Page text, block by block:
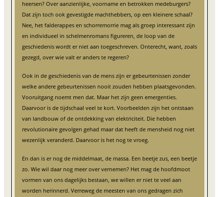
heersen? Over aanzienlijke, voorname en betrokken medeburgers?
Dat zijn toch ook gevestigde machthebbers, op een kleinere schaal?
Nee, het falderappes en schorremorrie mag als groep interessant zijn
en individueel in schelmenromans figureren, de loop van de
geschiedenis wordt er niet aan toegeschreven. Onterecht, want, zoals
gezegd, over wie valt er anders te regeren?
Ook in de geschiedenis van de mens zijn er gebeurtenissen zonder
welke andere gebeurtenissen nooit zouden hebben plaatsgevonden.
Vooruitgang noemt men dat. Maar het zijn geen emergenties.
Daarvoor is de tijdschaal veel te kort. Voorbeelden zijn het ontstaan
van landbouw of de ontdekking van elektriciteit. Die hebben
revolutionaire gevolgen gehad maar dat heeft de mensheid nog niet
wezenlijk veranderd. Daarvoor is het nog te vroeg.
En dan is er nog de middelmaat, de massa. Een beetje zus, een beetje
zo. Wie wil daar nog meer over vernemen? Het mag de hoofdmoot
vormen van ons dagelijks bestaan, we willen er niet te veel aan
worden herinnerd. Verreweg de meesten van ons gedragen zich